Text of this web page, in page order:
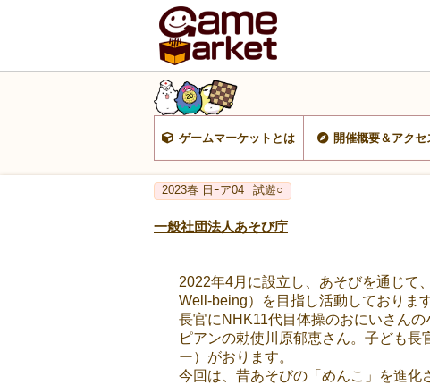
ゲームマーケットとは 開催概要＆アクセ
2023春 日ｰア04 試遊○
一般社団法人あそび庁
2022年4月に設立し、あそびを通じて
Well-being）を目指し活動しております
長官にNHK11代目体操のおにいさん
ピアンの勅使川原郁恵さん。子ども
ー）がおります。
今回は、昔あそびの「めんこ」を進化